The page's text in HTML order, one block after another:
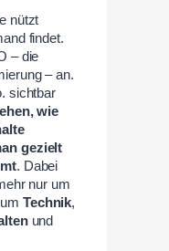
nützt
findet.
– die
– an.
sichtbar
wie
gezielt
. Dabei
nur um
Technik,
und